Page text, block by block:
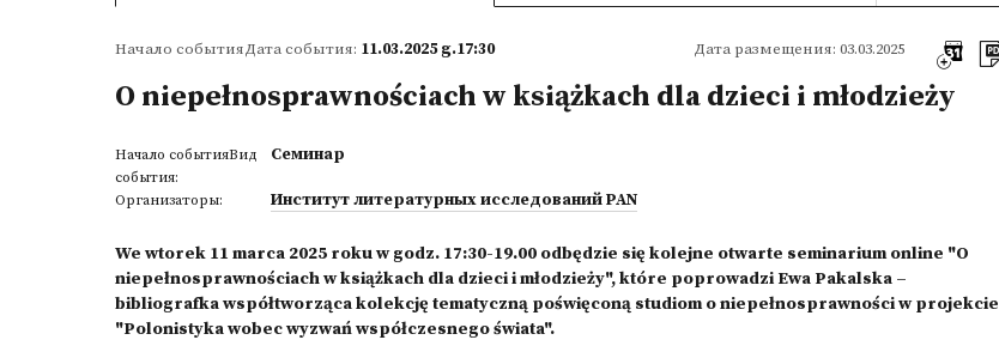
Начало событияДата события: 11.03.2025 g.17:30 Дата размещения: 03.03.2025
O niepełnosprawnościach w książkach dla dzieci i młodzieży
Начало событияВид
события:
Семинар
Организаторы: Институт литературных исследований PAN
We wtorek 11 marca 2025 roku w godz. 17:30-19.00 odbędzie się kolejne otwarte seminarium online "O
niepełnosprawnościach w książkach dla dzieci i młodzieży", które poprowadzi Ewa Pakalska –
bibliografka współtworząca kolekcję tematyczną poświęconą studiom o niepełnosprawności w projekcie
"Polonistyka wobec wyzwań współczesnego świata".